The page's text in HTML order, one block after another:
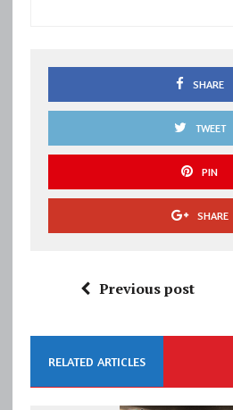
SHARE
TWEET
PIN
SHARE
Previous post
RELATED ARTICLES